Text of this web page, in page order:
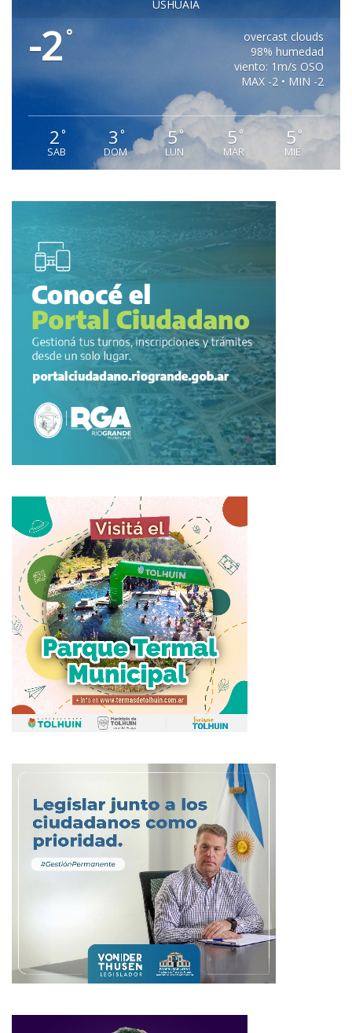
USHUAIA
-2 °
overcast clouds
98% humedad
viento: 1m/s OSO
MAX -2 • MIN -2
2°
SAB
3 °
DOM
5°
LUN
5 °
MAR
5 °
MIE